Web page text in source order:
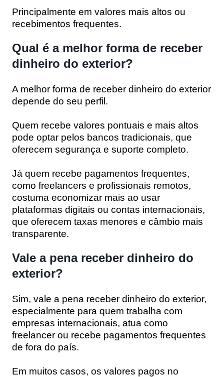
Principalmente em valores mais altos ou
recebimentos frequentes.
Qual é a melhor forma de receber
dinheiro do exterior?
A melhor forma de receber dinheiro do exterior
depende do seu perfil.
Quem recebe valores pontuais e mais altos
pode optar pelos bancos tradicionais, que
oferecem segurança e suporte completo.
Já quem recebe pagamentos frequentes,
como freelancers e profissionais remotos,
costuma economizar mais ao usar
plataformas digitais ou contas internacionais,
que oferecem taxas menores e câmbio mais
transparente.
Vale a pena receber dinheiro do
exterior?
Sim, vale a pena receber dinheiro do exterior,
especialmente para quem trabalha com
empresas internacionais, atua como
freelancer ou recebe pagamentos frequentes
de fora do país.
Em muitos casos, os valores pagos no